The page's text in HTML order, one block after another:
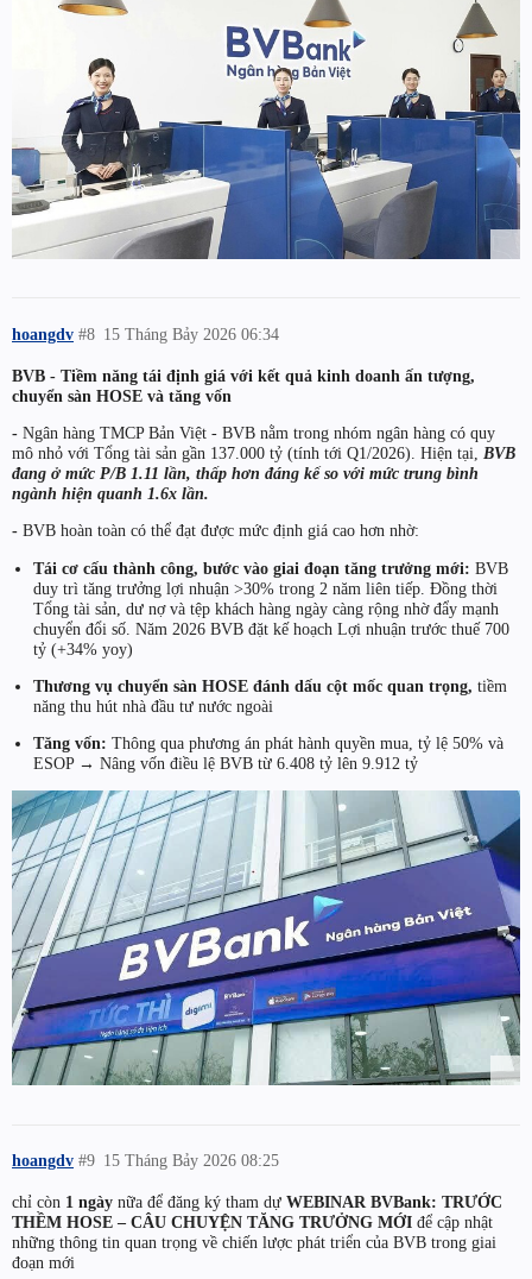
hoangdv 15 Tháng Bảy 2026 06:34
#8
BVB - Tiềm năng tái định giá với kết quả kinh doanh ấn tượng,
chuyển sàn HOSE và tăng vốn
- Ngân hàng TMCP Bản Việt - BVB nằm trong nhóm ngân hàng có quy
mô nhỏ với Tổng tài sản gần 137.000 tỷ (tính tới Q1/2026). Hiện tại, BVB
đang ở mức P/B 1.11 lần, thấp hơn đáng kể so với mức trung bình
ngành hiện quanh 1.6x lần.
- BVB hoàn toàn có thể đạt được mức định giá cao hơn nhờ:
Tái cơ cấu thành công, bước vào giai đoạn tăng trưởng mới: BVB
duy trì tăng trưởng lợi nhuận >30% trong 2 năm liên tiếp. Đồng thời
Tổng tài sản, dư nợ và tệp khách hàng ngày càng rộng nhờ đẩy mạnh
chuyển đổi số. Năm 2026 BVB đặt kế hoạch Lợi nhuận trước thuế 700
tỷ (+34% yoy)
Thương vụ chuyển sàn HOSE đánh dấu cột mốc quan trọng, tiềm
năng thu hút nhà đầu tư nước ngoài
Tăng vốn: Thông qua phương án phát hành quyền mua, tỷ lệ 50% và
ESOP → Nâng vốn điều lệ BVB từ 6.408 tỷ lên 9.912 tỷ
hoangdv 15 Tháng Bảy 2026 08:25
#9
chỉ còn 1 ngày nữa để đăng ký tham dự WEBINAR BVBank: TRƯỚC
THỀM HOSE – CÂU CHUYỆN TĂNG TRƯỞNG MỚI để cập nhật
những thông tin quan trọng về chiến lược phát triển của BVB trong giai
đoạn mới